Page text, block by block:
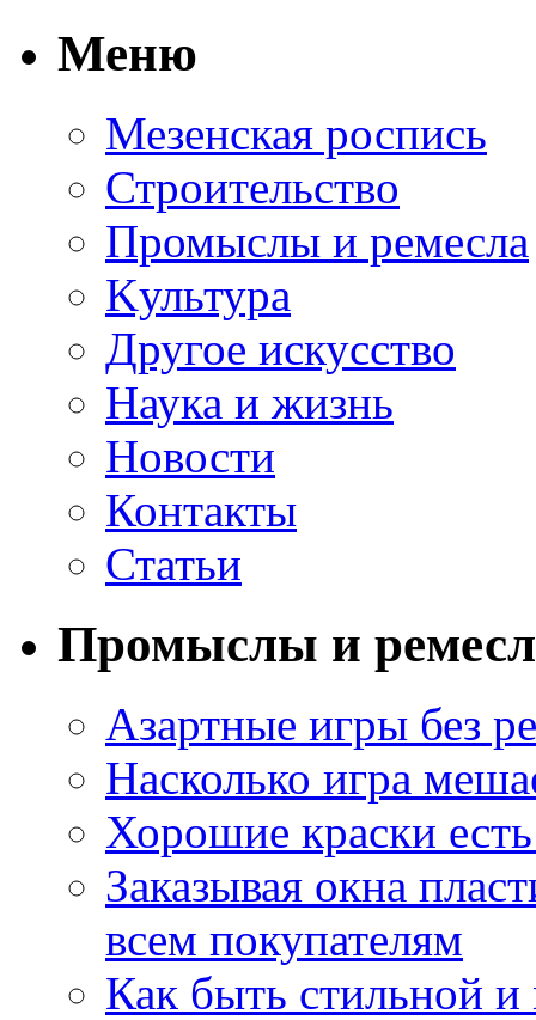
Меню
Мезенская роспись
Строительство
Промыслы и ремесла
Kультура
Другое искусство
Наука и жизнь
Новости
Контакты
Статьи
Промыслы и
Азартные игры без
Насколько игра
Хорошие краски
Заказывая окна
всем покупателям
Как быть стильной